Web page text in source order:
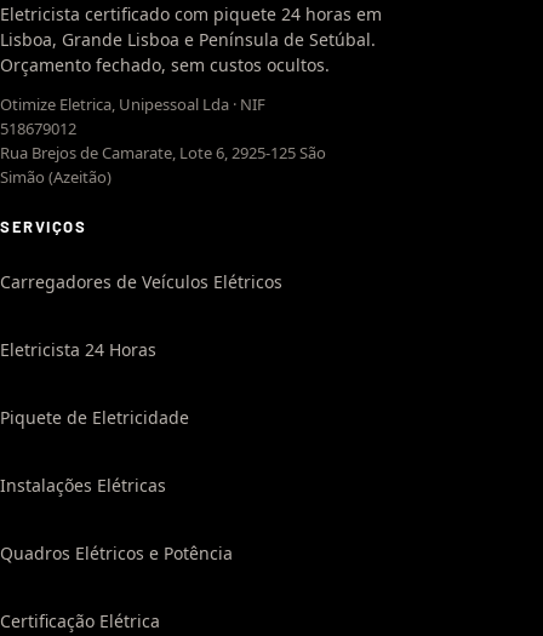
Eletricista certificado com piquete 24 horas em
Lisboa, Grande Lisboa e Península de Setúbal.
Orçamento fechado, sem custos ocultos.
Otimize Eletrica, Unipessoal Lda · NIF
518679012
Rua Brejos de Camarate, Lote 6, 2925-125 São
Simão (Azeitão)
SERVIÇOS
Carregadores de Veículos Elétricos
Eletricista 24 Horas
Piquete de Eletricidade
Instalações Elétricas
Quadros Elétricos e Potência
Certificação Elétrica